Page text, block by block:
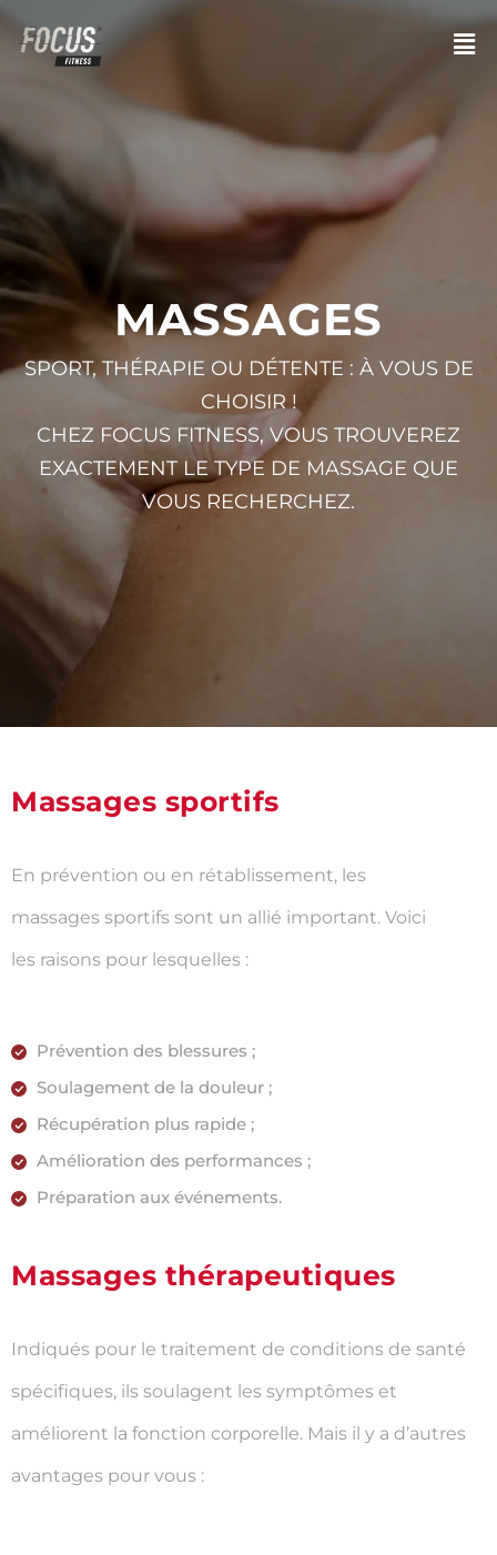
MASSAGES
SPORT, THÉRAPIE OU DÉTENTE : À VOUS DE
CHOISIR !
CHEZ FOCUS FITNESS, VOUS TROUVEREZ
EXACTEMENT LE TYPE DE MASSAGE QUE
VOUS RECHERCHEZ.
Massages sportifs
En prévention ou en rétablissement, les
massages sportifs sont un allié important. Voici
les raisons pour lesquelles :
Prévention des blessures ;
Soulagement de la douleur ;
Récupération plus rapide ;
Amélioration des performances ;
Préparation aux événements.
Massages thérapeutiques
Indiqués pour le traitement de conditions de santé
spécifiques, ils soulagent les symptômes et
améliorent la fonction corporelle. Mais il y a d’autres
avantages pour vous :